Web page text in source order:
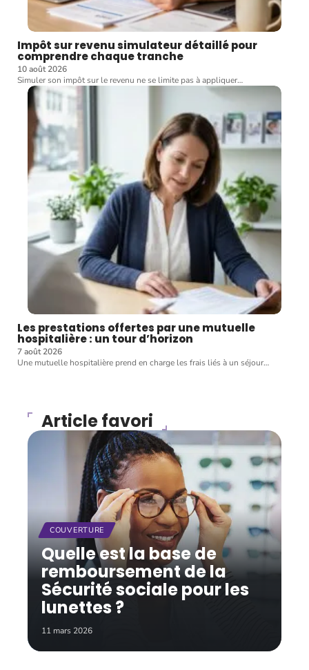
Impôt sur revenu simulateur détaillé pour
comprendre chaque tranche
10 août 2026
Simuler son impôt sur le revenu ne se limite pas à appliquer…
Les prestations offertes par une mutuelle
hospitalière : un tour d’horizon
7 août 2026
Une mutuelle hospitalière prend en charge les frais liés à un séjour…
Article favori